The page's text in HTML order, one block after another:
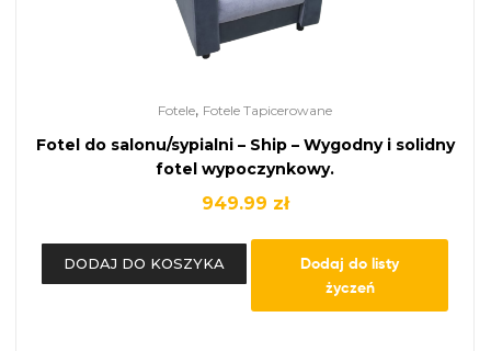
Fotele, Fotele Tapicerowane
Fotel do salonu/sypialni – Ship – Wygodny i solidny
fotel wypoczynkowy.
949.99 zł
DODAJ DO KOSZYKA
Dodaj do listy
życzeń